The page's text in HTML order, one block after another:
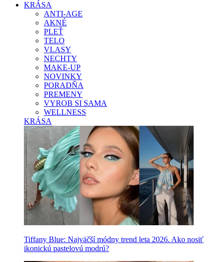
KRÁSA
ANTI-AGE
AKNÉ
PLEŤ
TELO
VLASY
NECHTY
MAKE-UP
NOVINKY
PORADŇA
PREMENY
VYROB SI SAMA
WELLNESS
KRÁSA
Tiffany Blue: Najväčší módny trend leta 2026. Ako nosiť
ikonickú pastelovú modrú?